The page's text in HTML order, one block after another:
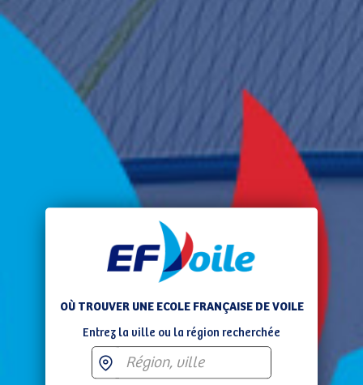
OÙ TROUVER UNE ECOLE FRANÇAISE DE VOILE
Entrez la ville ou la région recherchée